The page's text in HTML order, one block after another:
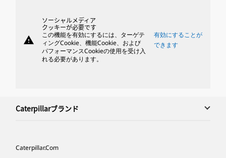
warning
ソーシャルメディア
クッキーが必要です
この機能を有効にするには、ターゲテ
ィングCookie、機能Cookie、および
パフォーマンスCookieの使用を受け入
れる必要があります。
有効にすることが
できます
Caterpillarブランド
Caterpillar.com